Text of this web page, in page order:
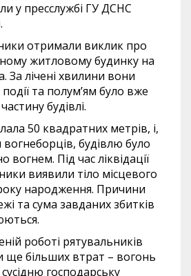
у пресслужбі ГУ ДСНС
отримали виклик про
житловому будинку на
За лічені хвилини вони
та полум’ям було вже
будівлі.
50 квадратних метрів, і,
вогнеборців, будівлю було
Під час ліквідації
виявили тіло місцевого
народження. Причини
та сума завданих збитків
роботі рятувальників
ще більших втрат – вогонь
господарську